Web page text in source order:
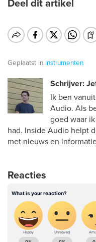
Deel dit artikel
Geplaatst in Instrumenten
Schrijver:
Ik ben
Audio. Als
goed waar
had. Inside Audio helpt
met nieuws en
Reacties